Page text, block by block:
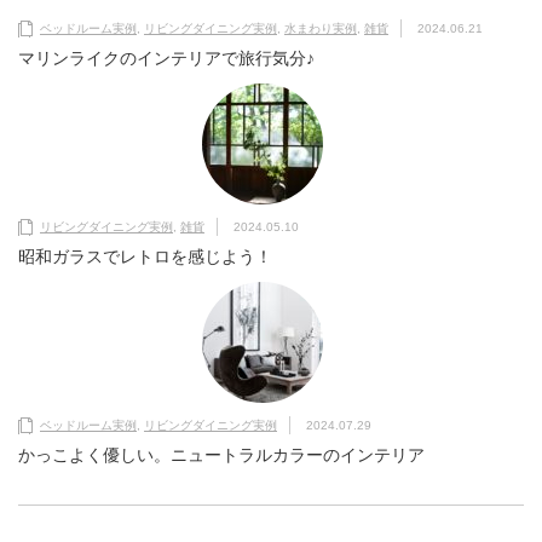
ベッドルーム実例 リビングダイニング実例 水まわり実例 雑貨 2024.06.21
マリンライクのインテリアで旅行気分♪
リビングダイニング実例 雑貨 2024.05.10
昭和ガラスでレトロを感じよう！
ベッドルーム実例 リビングダイニング実例 2024.07.29
かっこよく優しい。ニュートラルカラーのインテリア